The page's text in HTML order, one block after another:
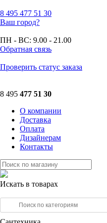
8 495 477 51 30
Ваш город?
ПН - ВС: 9.00 - 21.00
Обратная связь
Проверить статус заказа
8 495 477 51 30
О компании
Доставка
Оплата
Дизайнерам
Контакты
Искать в товарах